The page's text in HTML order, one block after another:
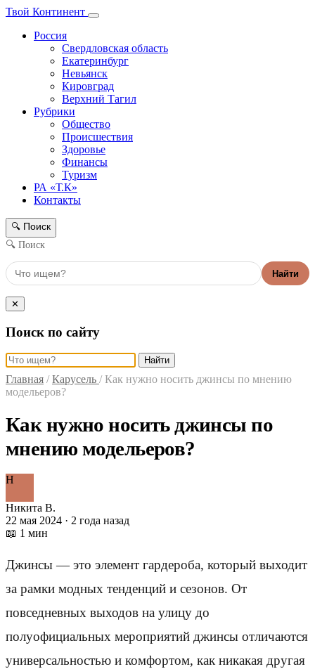
Твой Континент
Россия
Свердловская область
Екатеринбург
Невьянск
Кировград
Верхний Тагил
Рубрики
Общество
Происшествия
Здоровье
Финансы
Туризм
РА «Т.К»
Контакты
🔍 Поиск
🔍 Поиск
Найти
✕
Поиск по сайту
Найти
Главная / Карусель / Как нужно носить джинсы по мнению
модельеров?
Как нужно носить джинсы по
мнению модельеров?
Н
Никита В.
22 мая 2024 · 2 года назад
📖 1 мин
Джинсы — это элемент гардероба, который выходит
за рамки модных тенденций и сезонов. От
повседневных выходов на улицу до
полуофициальных мероприятий джинсы отличаются
универсальностью и комфортом, как никакая другая